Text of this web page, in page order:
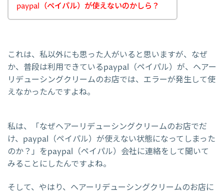
paypal（ペイパル）が使えないのかしら？
これは、私以外にも思った人がいると思いますが、なぜ
か、普段は利用できているpaypal（ペイパル）が、ヘアー
リデューシングクリームのお店では、エラーが発生して使
えなかったんですよね。
私は、「なぜヘアーリデューシングクリームのお店でだ
け、paypal（ペイパル）が使えない状態になってしまった
のか？」をpaypal（ペイパル）会社に連絡をして聞いて
みることにしたんですよね。
そして、やはり、ヘアーリデューシングクリームのお店に